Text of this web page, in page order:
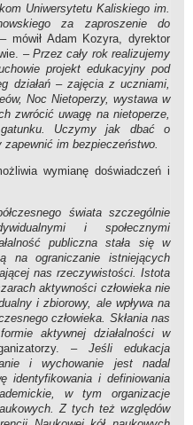
Uniwersytetu Kaliskiego im.
za zaproszenie do
– mówił Adam Kozyra, dyrektor
–Przez cały rok realizujemy
projekt edukacyjny pod
działań – zajęcia z uczniami,
Noc Nietoperzy, wystawa w
zwrócić uwagę na nietoperze,
Uczymy jak dbać o
im bezpieczeństwo.
wymianę doświadczeń i
świata szczególnie
i społecznymi
publiczna stała się w
na ograniczanie istniejących
nas rzeczywistości. Istota
aktywności człowieka nie
i zbiorowy, ale wpływa na
człowieka. Skłania nas
aktywnej działalności w
– Jeśli edukacja
i wychowanie jest nadal
identyfikowania i definiowania
w tym organizacje
Z tych też względów